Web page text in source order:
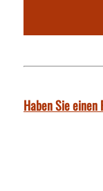
Haben Sie